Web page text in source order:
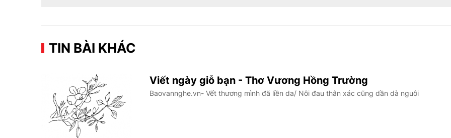
TIN BÀI KHÁC
Viết ngày giỗ bạn - Thơ Vương Hồng Trường
Baovannghe.vn- Vết thương mình đã liền da/ Nỗi đau thân xác cũng dần dà nguôi